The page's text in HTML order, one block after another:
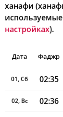
ханафи
настройках).
Дата Фаджр
01, Сб 02:35
02, Вс 02:36